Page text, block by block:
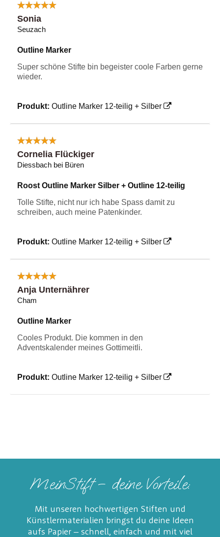
Sonia
Seuzach
Outline Marker
Super schöne Stifte bin begeister coole Farben gerne
wieder.
Produkt: Outline Marker 12-teilig + Silber
Cornelia Flückiger
Diessbach bei Büren
Roost Outline Marker Silber + Outline 12-teilig
Tolle Stifte, nicht nur ich habe Spass damit zu
schreiben, auch meine Patenkinder.
Produkt: Outline Marker 12-teilig + Silber
Anja Unternährer
Cham
Outline Marker
Cooles Produkt. Die kommen in den
Adventskalender meines Gottimeitli.
Produkt: Outline Marker 12-teilig + Silber
MeinStift – deine Vorteile:
Mit unseren hochwertigen Stiften und
Künstlermaterialien bringst du deine Ideen
aufs Papier – schnell, einfach und mit viel